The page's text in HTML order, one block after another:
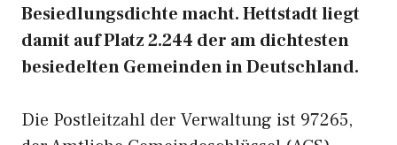
Besiedlungsdichte macht. Hettstadt liegt
damit auf Platz 2.244 der am dichtesten
besiedelten Gemeinden in Deutschland.
Die Postleitzahl der Verwaltung ist 97265,